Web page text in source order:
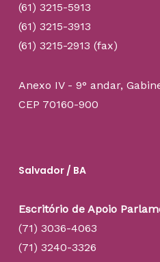
(61) 3215-5913
(61) 3215-3913
(61) 3215-2913 (fax)
Anexo IV - 9° andar,
CEP 70160-900
Salvador / BA
Escritório de Apoio
(71) 3036-4063
(71) 3240-3326